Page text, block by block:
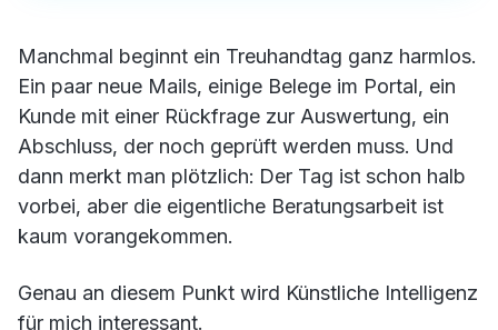
Manchmal beginnt ein Treuhandtag ganz harmlos.
Ein paar neue Mails, einige Belege im Portal, ein
Kunde mit einer Rückfrage zur Auswertung, ein
Abschluss, der noch geprüft werden muss. Und
dann merkt man plötzlich: Der Tag ist schon halb
vorbei, aber die eigentliche Beratungsarbeit ist
kaum vorangekommen.
Genau an diesem Punkt wird Künstliche Intelligenz
für mich interessant.